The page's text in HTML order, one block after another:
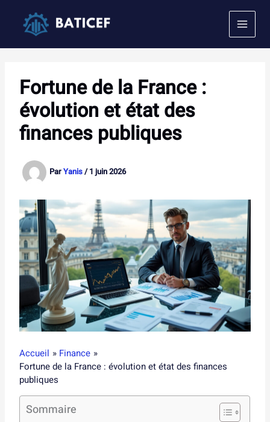
contenu
Fortune de la France :
évolution et état des
finances publiques
ParYanis/1 juin 2026
Accueil
Finance
Fortune de la France : évolution et état des finances
publiques
Sommaire